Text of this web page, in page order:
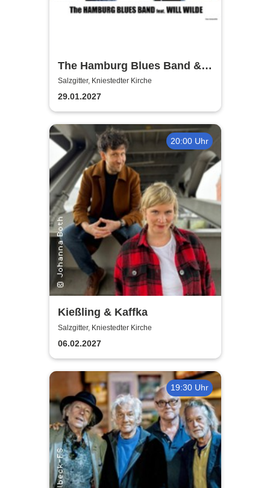
The Hamburg Blues Band &
Friends
Salzgitter, Kniestedter Kirche
29.01.2027
20:00 Uhr
Kießling & Kaffka
Salzgitter, Kniestedter Kirche
06.02.2027
19:30 Uhr